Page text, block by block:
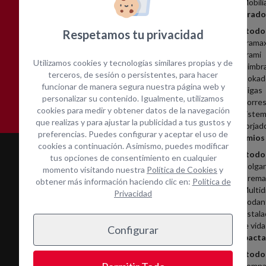
Encofrado
Ver todo
Frami
Vigas
Andamios
Ver todo
de vida
Ver todo
Asistencia técnica in-
situ
Contacta con nosotros
Respetamos tu privacidad
Utilizamos cookies y tecnologías similares propias y de
terceros, de sesión o persistentes, para hacer
funcionar de manera segura nuestra página web y
personalizar su contenido. Igualmente, utilizamos
cookies para medir y obtener datos de la navegación
que realizas y para ajustar la publicidad a tus gustos y
preferencias. Puedes configurar y aceptar el uso de
cookies a continuación. Asimismo, puedes modificar
tus opciones de consentimiento en cualquier
momento visitando nuestra Política de Cookies y
obtener más información haciendo clic en: Política de
Privacidad
Configurar